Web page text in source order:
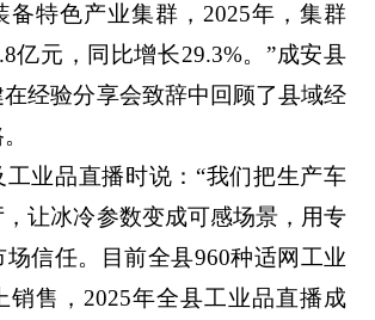
备特色产业集群，2025年，集群
亿元，同比增长29.3%。”成安县
经验分享会致辞中回顾了县域经
工业品直播时说：“我们把生产车
让冰冷参数变成可感场景，用专
场信任。目前全县960种适网工业
销售，2025年全县工业品直播成